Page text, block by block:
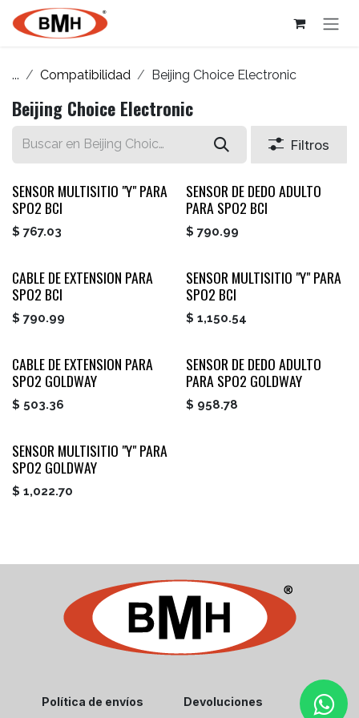
Ir al contenido
... Compatibilidad Beijing Choice Electronic
Beijing Choice Electronic
Filtros
SENSOR MULTISITIO "Y" PARA
SPO2 BCI
$ 767.03
SENSOR DE DEDO ADULTO
PARA SPO2 BCI
$ 790.99
CABLE DE EXTENSION PARA
SPO2 BCI
$ 790.99
SENSOR MULTISITIO "Y" PARA
SPO2 BCI
$ 1,150.54
CABLE DE EXTENSION PARA
SPO2 GOLDWAY
$ 503.36
SENSOR DE DEDO ADULTO
PARA SPO2 GOLDWAY
$ 958.78
SENSOR MULTISITIO "Y" PARA
SPO2 GOLDWAY
$ 1,022.70
Política de envíos Devoluciones